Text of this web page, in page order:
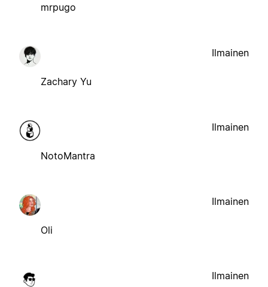
mrpugo
Zachary Yu
Ilmainen
NotoMantra
Ilmainen
Oli
Ilmainen
Ilmainen